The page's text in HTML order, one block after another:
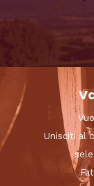
Unisciti al